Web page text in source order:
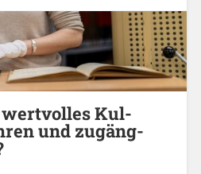
wert­vol­les Kul­
und zu­gäng­